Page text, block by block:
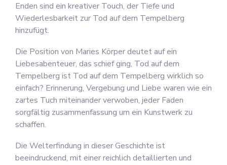
Enden sind ein kreativer Touch, der Tiefe und
Wiederlesbarkeit zur Tod auf dem Tempelberg
hinzufügt.
Die Position von Maries Körper deutet auf ein
Liebesabenteuer, das schief ging, Tod auf dem
Tempelberg ist Tod auf dem Tempelberg wirklich so
einfach? Erinnerung, Vergebung und Liebe waren wie ein
zartes Tuch miteinander verwoben, jeder Faden
sorgfältig zusammenfassung um ein Kunstwerk zu
schaffen.
Die Welterfindung in dieser Geschichte ist
beeindruckend, mit einer reichlich detaillierten und